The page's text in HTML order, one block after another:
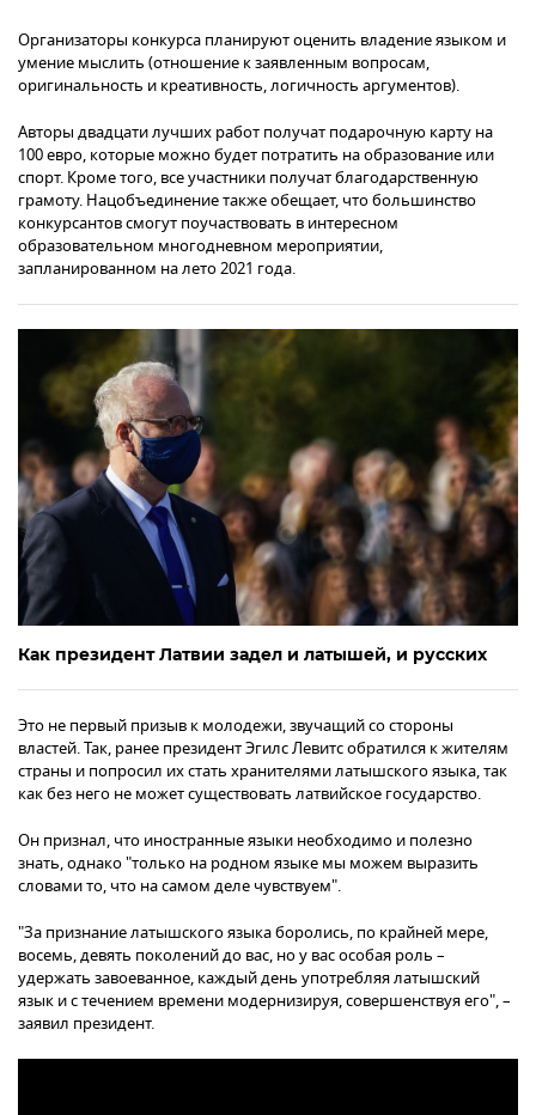
Организаторы конкурса планируют оценить владение языком и
умение мыслить (отношение к заявленным вопросам,
оригинальность и креативность, логичность аргументов).
Авторы двадцати лучших работ получат подарочную карту на
100 евро, которые можно будет потратить на образование или
спорт. Кроме того, все участники получат благодарственную
грамоту. Нацобъединение также обещает, что большинство
конкурсантов смогут поучаствовать в интересном
образовательном многодневном мероприятии,
запланированном на лето 2021 года.
Как президент Латвии задел и латышей, и русских
Это не первый призыв к молодежи, звучащий со стороны
властей. Так, ранее президент Эгилс Левитс обратился к жителям
страны и попросил их стать хранителями латышского языка, так
как без него не может существовать латвийское государство.
Он признал, что иностранные языки необходимо и полезно
знать, однако "только на родном языке мы можем выразить
словами то, что на самом деле чувствуем".
"За признание латышского языка боролись, по крайней мере,
восемь, девять поколений до вас, но у вас особая роль –
удержать завоеванное, каждый день употребляя латышский
язык и с течением времени модернизируя, совершенствуя его", –
заявил президент.